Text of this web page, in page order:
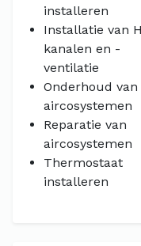
installeren
Installatie van
kanalen en -
ventilatie
Onderhoud van
aircosystemen
Reparatie van
aircosystemen
Thermostaat
installeren